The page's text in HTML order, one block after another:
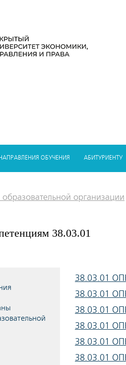
ОБУЧЕНИЯ АБИТУРИЕНТУ
организации
38.03.01
38.03.01
38.03.01
38.03.01
38.03.01
38.03.01
38.03.01